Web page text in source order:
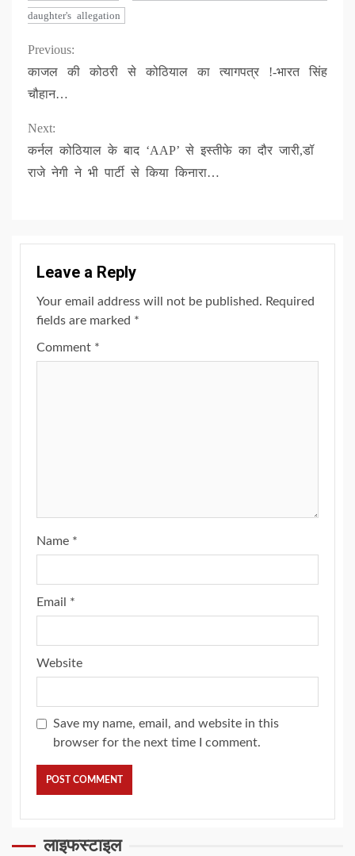
daughter's allegation
Continue
Reading
Previous:
काजल की कोठरी से कोठियाल का त्यागपत्र !-भारत सिंह
चौहान…
Next:
कर्नल कोठियाल के बाद ‘AAP’ से इस्तीफे का दौर जारी,डॉ
राजे नेगी ने भी पार्टी से किया किनारा…
Leave a Reply
Your email address will not be published. Required
fields are marked *
Comment *
Name *
Email *
Website
Save my name, email, and website in this
browser for the next time I comment.
लाइफस्टाइल